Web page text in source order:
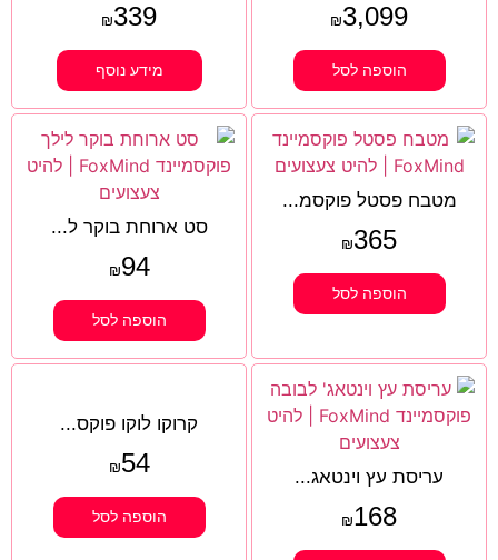
₪3,099
הוספה לסל
₪339
מידע נוסף
מטבח פסטל פוקסמ...
₪365
הוספה לסל
סט ארוחת בוקר ל...
₪94
הוספה לסל
עריסת עץ וינטאג...
₪168
קרוקו לוקו פוקס...
₪54
הוספה לסל